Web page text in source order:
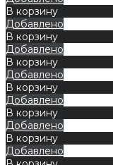
В корзину
Добавлено
В корзину
Добавлено
В корзину
Добавлено
В корзину
Добавлено
В корзину
Добавлено
В корзину
Добавлено